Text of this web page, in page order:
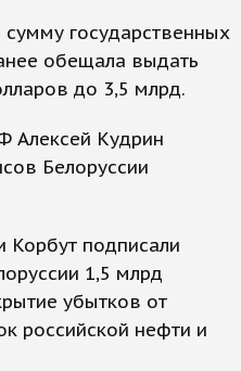
государственных
обещала выдать
до 3,5 млрд.
Алексей Кудрин
Белоруссии
Корбут подписали
1,5 млрд
убытков от
российской нефти и